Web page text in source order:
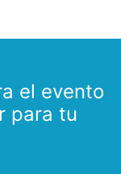
el evento
para tu